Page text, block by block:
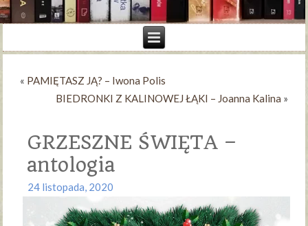
« PAMIĘTASZ JĄ? – Iwona Polis
BIEDRONKI Z KALINOWEJ ŁĄKI – Joanna Kalina »
GRZESZNE ŚWIĘTA –
antologia
24 listopada, 2020